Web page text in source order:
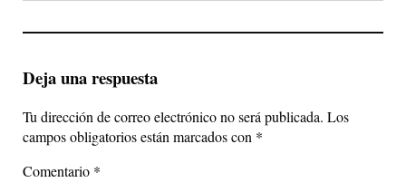
Deja una respuesta
Tu dirección de correo electrónico no será publicada. Los
campos obligatorios están marcados con *
Comentario *